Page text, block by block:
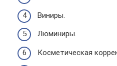
Виниры.
Люминиры.
Косметическая